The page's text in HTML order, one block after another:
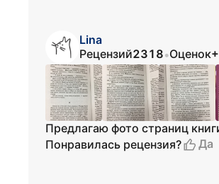
Lina
Рецензий2318•Оценок
Предлагаю фото страниц
Понравилась рецензия?
Да